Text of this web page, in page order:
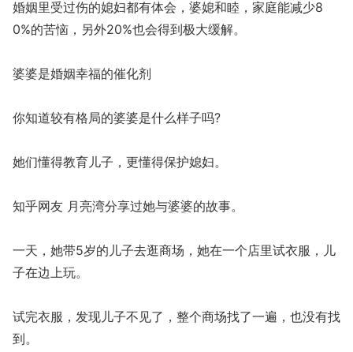
婚姻里受过伤的媳妇都有体会，婆媳和睦，家庭能减少8
0%的苦恼，另外20%也会得到极大缓解。
婆婆是婚姻幸福的催化剂
你知道较有格局的婆婆是什么样子吗?
她们懂得教育儿子，更懂得保护媳妇。
知乎网友 月亮湾分享过她与婆婆的故事。
一天，她带5岁的儿子去逛商场，她在一个店里试衣服，儿
子在边上玩。
试完衣服，发现儿子不见了，整个商场找了一遍，也没有找
到。